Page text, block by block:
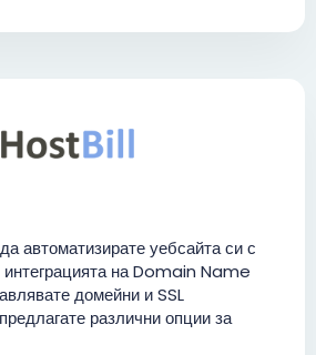
автоматизирате уебсайта си с
на Domain Name
домейни и SSL
различни опции за